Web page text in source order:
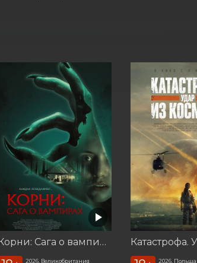
Корни: Сага о вампирах
2026, Великобритания 2026, Польша